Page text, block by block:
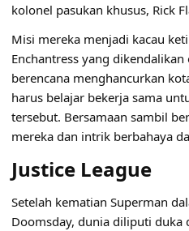
kolonel pasukan khusus, Rick
Misi mereka menjadi kacau
Enchantress yang
berencana menghancurkan
harus belajar bekerja sama
tersebut. Bersamaan sambil
mereka dan intrik berbahaya
Justice League
Setelah kematian Superman
Doomsday, dunia diliputi duka